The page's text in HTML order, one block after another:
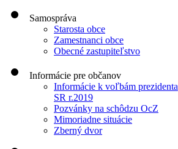
Samospráva
Starosta obce
Zamestnanci obce
Obecné zastupiteľstvo
Informácie pre občanov
Informácie k voľbám prezidenta
SR r.2019
Pozvánky na schôdzu OcZ
Mimoriadne situácie
Zberný dvor